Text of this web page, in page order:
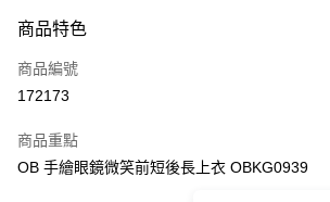
信用卡
Apple Pay
PayMe
商品特色
商品編號
172173
商品重點
OB 手繪眼鏡微笑前短後長上衣 OBKG0939